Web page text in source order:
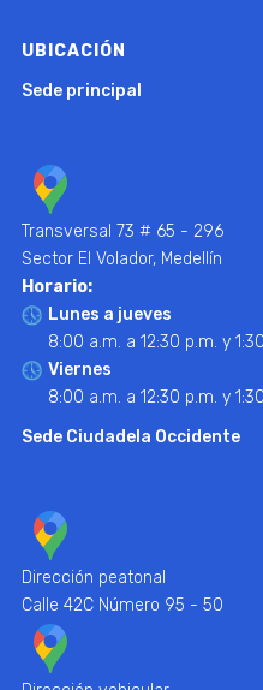
UBICACIÓN
Sede principal
Transversal 73 # 65 - 296
Sector El Volador, Medellín
Horario:
Lunes a jueves
8:00 a.m. a 12:30 p.m. y
Viernes
8:00 a.m. a 12:30 p.m. y
Sede Ciudadela Occidente
Dirección peatonal
Calle 42C Número 95 - 50